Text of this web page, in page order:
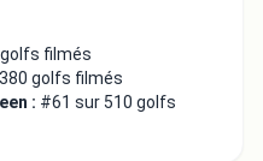
filmés
golfs filmés
: #61 sur 510 golfs